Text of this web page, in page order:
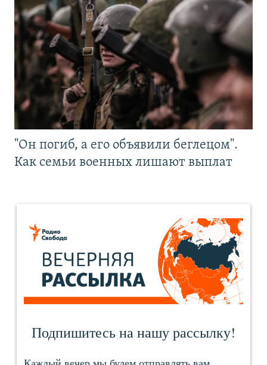
"Он погиб, а его объявили беглецом".
Как семьи военных лишают выплат